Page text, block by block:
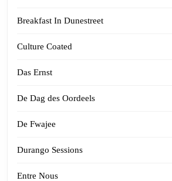
Breakfast In Dunestreet
Culture Coated
Das Ernst
De Dag des Oordeels
De Fwajee
Durango Sessions
Entre Nous